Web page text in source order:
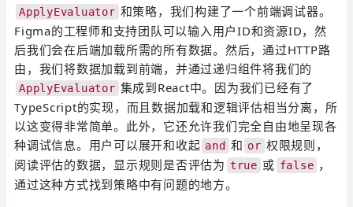
ApplyEvaluator 和策略，我们构建了一个前端调试器。
Figma的工程师和支持团队可以输入用户ID和资源ID，然
后我们会在后端加载所需的所有数据。然后，通过HTTP路
由，我们将数据加载到前端，并通过递归组件将我们的
ApplyEvaluator 集成到React中。因为我们已经有了
TypeScript的实现，而且数据加载和逻辑评估相当分离，所
以这变得非常简单。此外，它还允许我们完全自由地呈现各
种调试信息。用户可以展开和收起 and 和 or 权限规则，
阅读评估的数据，显示规则是否评估为 true 或 false ，
通过这种方式找到策略中有问题的地方。